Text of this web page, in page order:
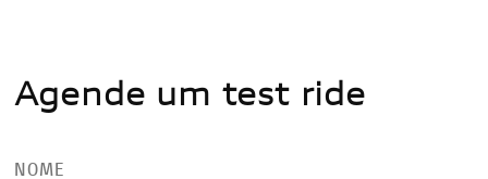
Agende um test ride